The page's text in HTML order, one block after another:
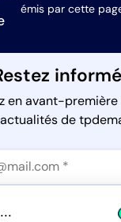
émis par cette
en avant-
actualités de
que tp.demain utilise